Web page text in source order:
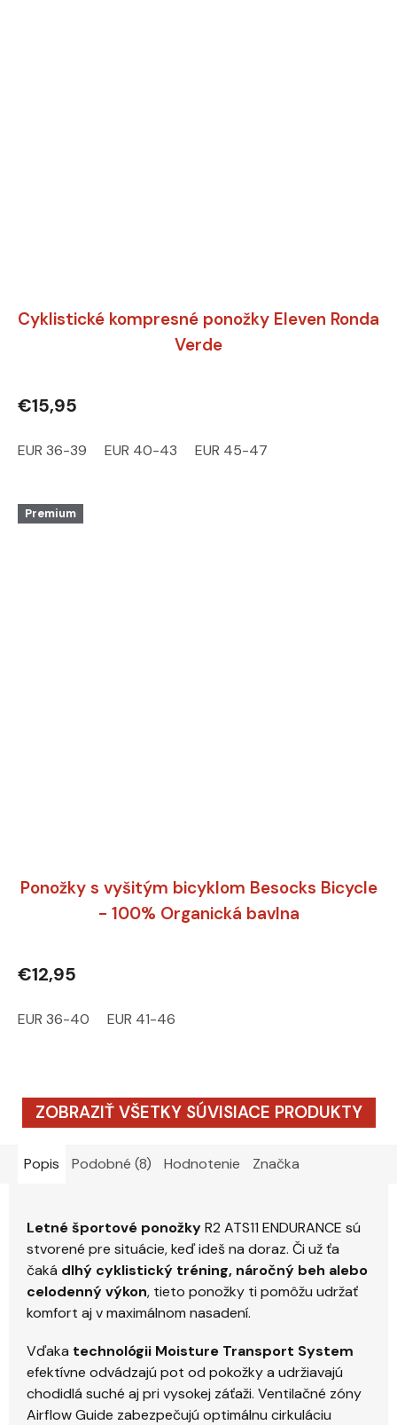
Cyklistické kompresné ponožky Eleven Ronda
Verde
€15,95
EUR 36-39 EUR 40-43 EUR 45-47
Premium
Ponožky s vyšitým bicyklom Besocks Bicycle
- 100% Organická bavlna
€12,95
EUR 36-40 EUR 41-46
ZOBRAZIŤ VŠETKY SÚVISIACE PRODUKTY
Popis Podobné (8) Hodnotenie Značka
Letné športové ponožkyR2 ATS11 ENDURANCE sú
stvorené pre situácie, keď ideš na doraz. Či už ťa
čaká dlhý cyklistický tréning, náročný beh alebo
celodenný výkon, tieto ponožky ti pomôžu udržať
komfort aj v maximálnom nasadení.
Vďaka technológii Moisture Transport System
efektívne odvádzajú pot od pokožky a udržiavajú
chodidlá suché aj pri vysokej záťaži. Ventilačné zóny
Airflow Guide zabezpečujú optimálnu cirkuláciu